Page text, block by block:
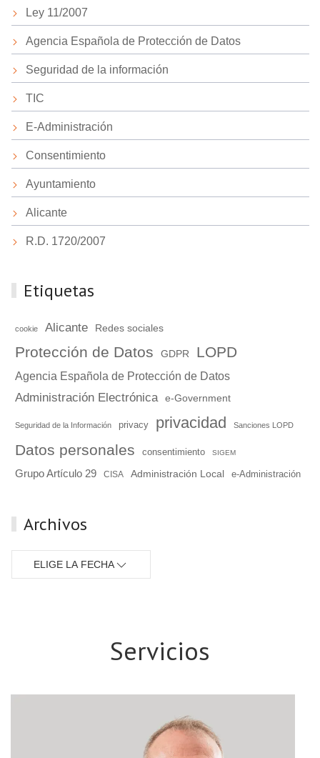
Ley 11/2007
Agencia Española de Protección de Datos
Seguridad de la información
TIC
E-Administración
Consentimiento
Ayuntamiento
Alicante
R.D. 1720/2007
Etiquetas
cookie Alicante Redes sociales
Protección de Datos GDPR LOPD
Agencia Española de Protección de Datos
Administración Electrónica e-Government
Seguridad de la Información privacy privacidad Sanciones LOPD
Datos personales consentimiento SIGEM
Grupo Artículo 29 CISA Administración Local e-Administración
Archivos
ELIGE LA FECHA
Servicios